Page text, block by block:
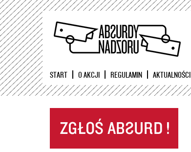
START O AKCJI REGULAMIN AKTUALNOŚCI